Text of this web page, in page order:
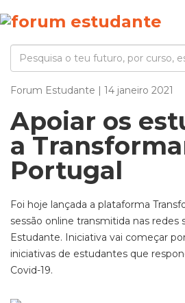
Forum Estudante | 14 janeiro 2021
Apoiar os
a
Portugal
Foi hoje lançada a plataforma
sessão online transmitida nas redes
Estudante. Iniciativa vai começar
iniciativas de estudantes que
Covid-19.